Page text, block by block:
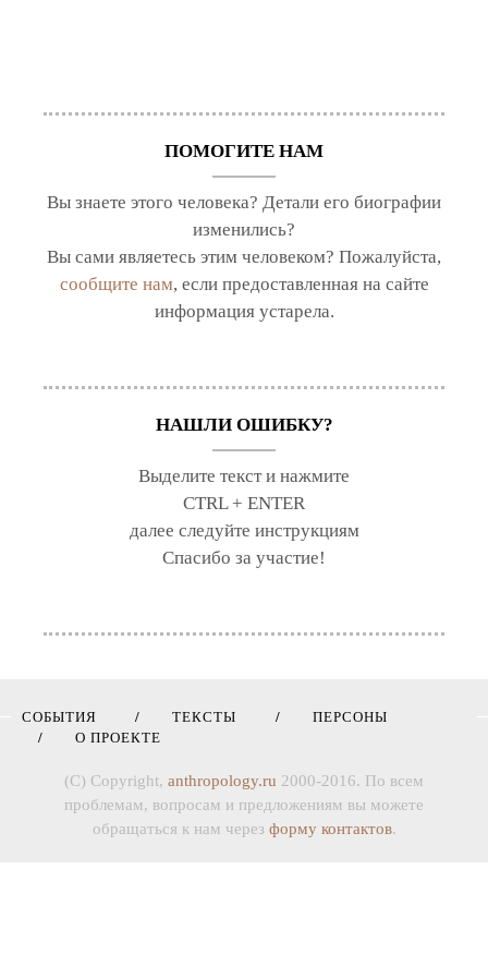
ПОМОГИТЕ НАМ
Вы знаете этого человека? Детали его биографии
изменились?
Вы сами являетесь этим человеком? Пожалуйста,
сообщите нам, если предоставленная на сайте
информация устарела.
НАШЛИ ОШИБКУ?
Выделите текст и нажмите
CTRL + ENTER
далее следуйте инструкциям
Спасибо за участие!
СОБЫТИЯ ТЕКСТЫ
ПЕРСОНЫ
О ПРОЕКТЕ
(C) Copyright, anthropology.ru 2000-2016. По всем
проблемам, вопросам и предложениям вы можете
обращаться к нам через форму контактов.